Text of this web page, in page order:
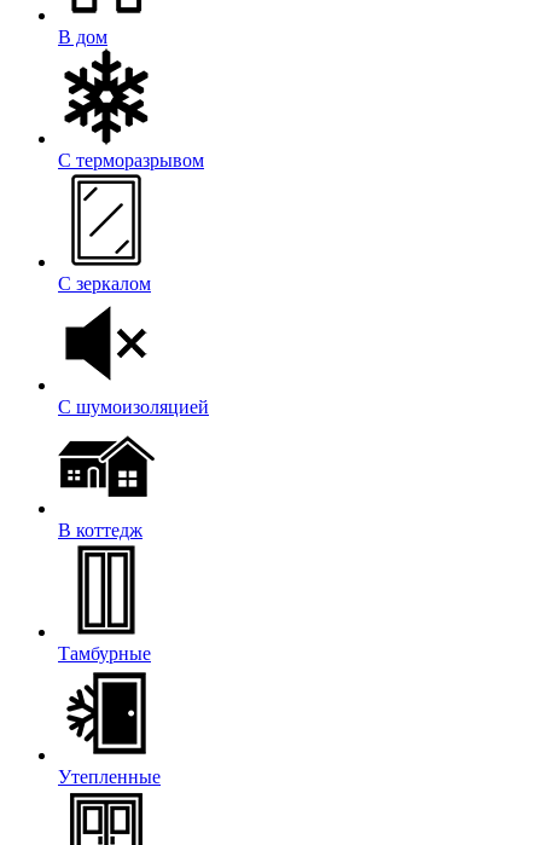
В дом
С терморазрывом
С зеркалом
С шумоизоляцией
В коттедж
Тамбурные
Утепленные